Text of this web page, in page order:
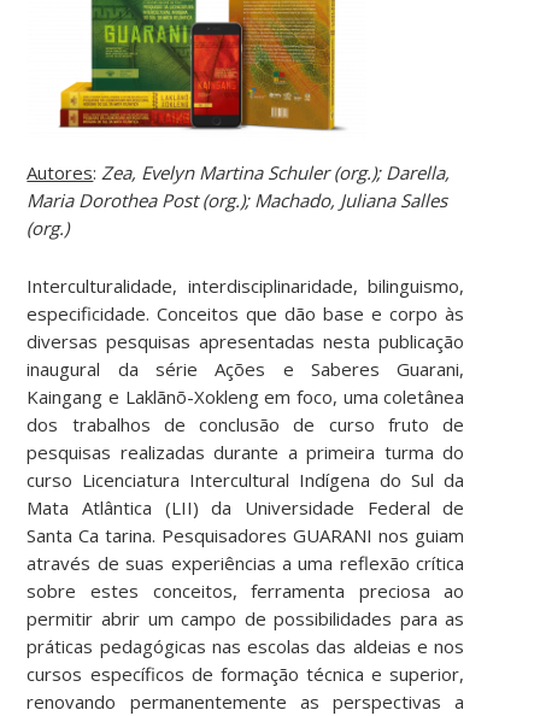
Autores:Zea, Evelyn Martina Schuler (org.); Darella,
Maria Dorothea Post (org.); Machado, Juliana Salles
(org.)
Interculturalidade, interdisciplinaridade, bilinguismo,
especificidade. Conceitos que dão base e corpo às
diversas pesquisas apresentadas nesta publicação
inaugural da série Ações e Saberes Guarani,
Kaingang e Laklãnõ-Xokleng em foco, uma coletânea
dos trabalhos de conclusão de curso fruto de
pesquisas realizadas durante a primeira turma do
curso Licenciatura Intercultural Indígena do Sul da
Mata Atlântica (LII) da Universidade Federal de
Santa Ca tarina. Pesquisadores GUARANI nos guiam
através de suas experiências a uma reflexão crítica
sobre estes conceitos, ferramenta preciosa ao
permitir abrir um campo de possibilidades para as
práticas pedagógicas nas escolas das aldeias e nos
cursos específicos de formação técnica e superior,
renovando permanentemente as perspectivas a